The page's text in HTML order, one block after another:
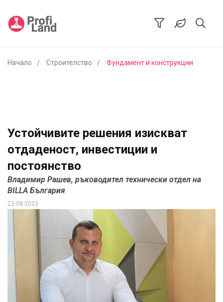
Начало Строителство Фундамент и конструкции
Устойчивите решения изискват
отдаденост, инвестиции и
постоянство
Владимир Рашев, ръководител технически отдел на
BILLA България
23.08.2023